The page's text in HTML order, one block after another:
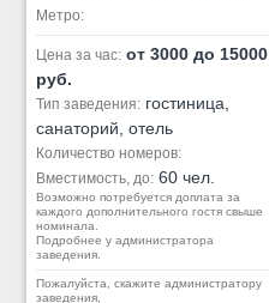
Метро:
Цена за час: от 3000 до 15000
руб.
Тип заведения: гостиница,
санаторий, отель
Количество номеров:
Вместимость, до: 60 чел.
Возможно потребуется доплата за
каждого дополнительного гостя свыше
номинала.
Подробнее у администратора
заведения.
Пожалуйста, скажите администратору
заведения,